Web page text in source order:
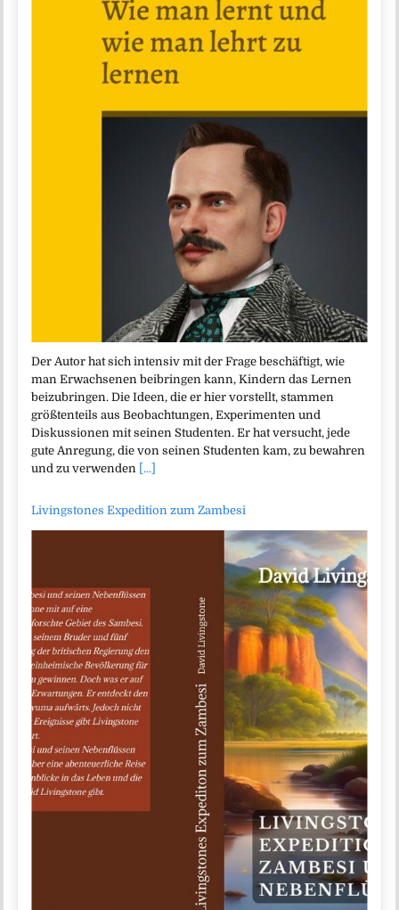
Der Autor hat sich intensiv mit der Frage beschäftigt, wie
man Erwachsenen beibringen kann, Kindern das Lernen
beizubringen. Die Ideen, die er hier vorstellt, stammen
größtenteils aus Beobachtungen, Experimenten und
Diskussionen mit seinen Studenten. Er hat versucht, jede
gute Anregung, die von seinen Studenten kam, zu bewahren
und zu verwenden [...]
Livingstones Expedition zum Zambesi